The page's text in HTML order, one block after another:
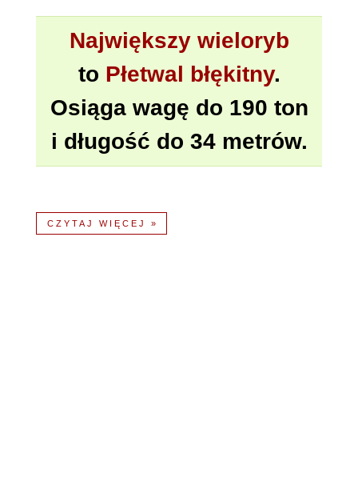
Największy wieloryb
to Płetwal błękitny.
Osiąga wagę do 190 ton
i długość do 34 metrów.
CZYTAJ WIĘCEJ »